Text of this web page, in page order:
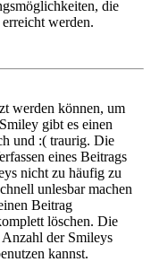
die
werden.
werden können, um
gibt es einen
und :( traurig. Die
eines Beitrags
nicht zu häufig zu
unlesbar machen
Beitrag
löschen. Die
der Smileys
kannst.